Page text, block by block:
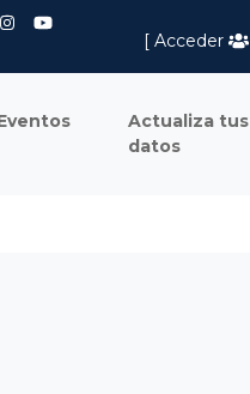
[ Acceder
Actualiza tus
datos